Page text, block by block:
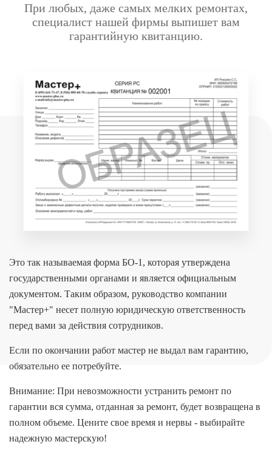
При любых, даже самых мелких ремонтах,
специалист нашей фирмы выпишет вам
гарантийную квитанцию.
Это так называемая форма БО-1, которая утверждена
государственными органами и является официальным
документом. Таким образом, руководство компании
"Мастер+" несет полную юридическую ответственность
перед вами за действия сотрудников.
Если по окончании работ мастер не выдал вам гарантию,
обязательно ее потребуйте.
Внимание: При невозможности устранить ремонт по
гарантии вся сумма, отданная за ремонт, будет возвращена в
полном объеме. Цените свое время и нервы - выбирайте
надежную мастерскую!